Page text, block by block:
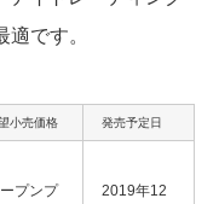
です。
小売価格 発売予定日
プンプ
2019年12